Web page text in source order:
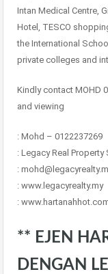
Intan Medical Centre,
Hotel, TESCO
the International
private colleges and
Kindly contact MOHD
and viewing
: Mohd – 0122237269
: Legacy Real Property
:
: www.legacyrealty.my
:
** EJEN
DENGAN